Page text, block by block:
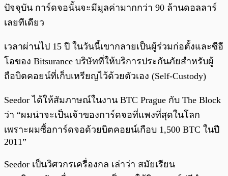
ปัจจุบัน การ์ดจอนั้นจะมีมูลค่ามากกว่า 90 ล้านดอลลาร์
เลยทีเดียว
เวลาผ่านไป 15 ปี ในวันนี้เขากลายเป็นผู้ร่วมก่อตั้งและซีอี
โอของ Bitsurance บริษัทที่ให้บริการประกันภัยสำหรับผู้
ถือบิตคอยน์ที่เก็บเหรียญไว้ด้วยตัวเอง (Self-Custody)
Seedor ได้ให้สัมภาษณ์ในงาน BTC Prague กับ The Block
ว่า “ผมน่าจะเป็นเจ้าของการ์ดจอที่แพงที่สุดในโลก
เพราะผมซื้อการ์ดจอด้วยบิตคอยน์เกือบ 1,500 BTC ในปี
2011”
Seedor เป็นวิศวกรเครื่องกล เล่าว่า สมัยเรียน